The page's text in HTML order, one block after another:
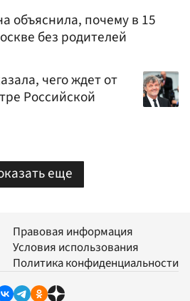
объяснила, почему в 15
без родителей
чего ждет от
Российской
еще
Правовая информация
Условия использования
Политика конфиденциальности